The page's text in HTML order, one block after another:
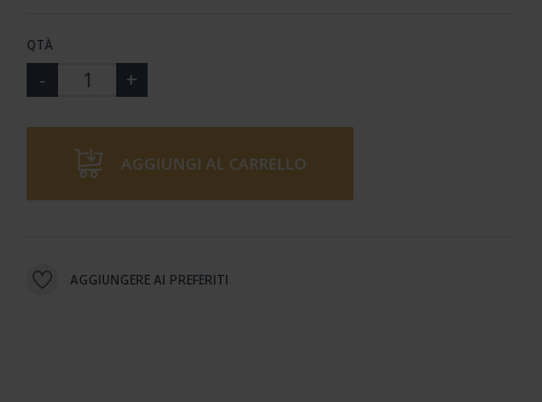
QTÀ
AGGIUNGI AL CARRELLO
AGGIUNGERE AI PREFERITI